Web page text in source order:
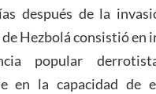
después de la
Hezbolá consistió en
popular
en la capacidad de